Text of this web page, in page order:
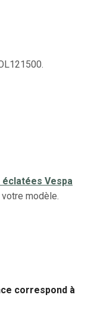
éclatées Vespa
modèle.
correspond à